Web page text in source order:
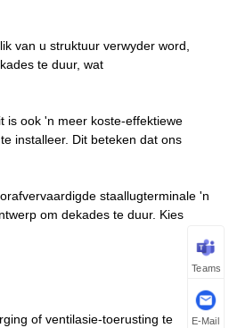
van u struktuur verwyder word,
te duur, wat
is ook 'n meer koste-effektiewe
installeer. Dit beteken dat ons
staallugterminale 'n
om dekades te duur. Kies
of ventilasie-toerusting te
Teams
E-Mail